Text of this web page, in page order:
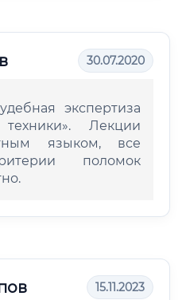
30.07.2020
экспертиза
техники». Лекции
языком, все
поломок
15.11.2023